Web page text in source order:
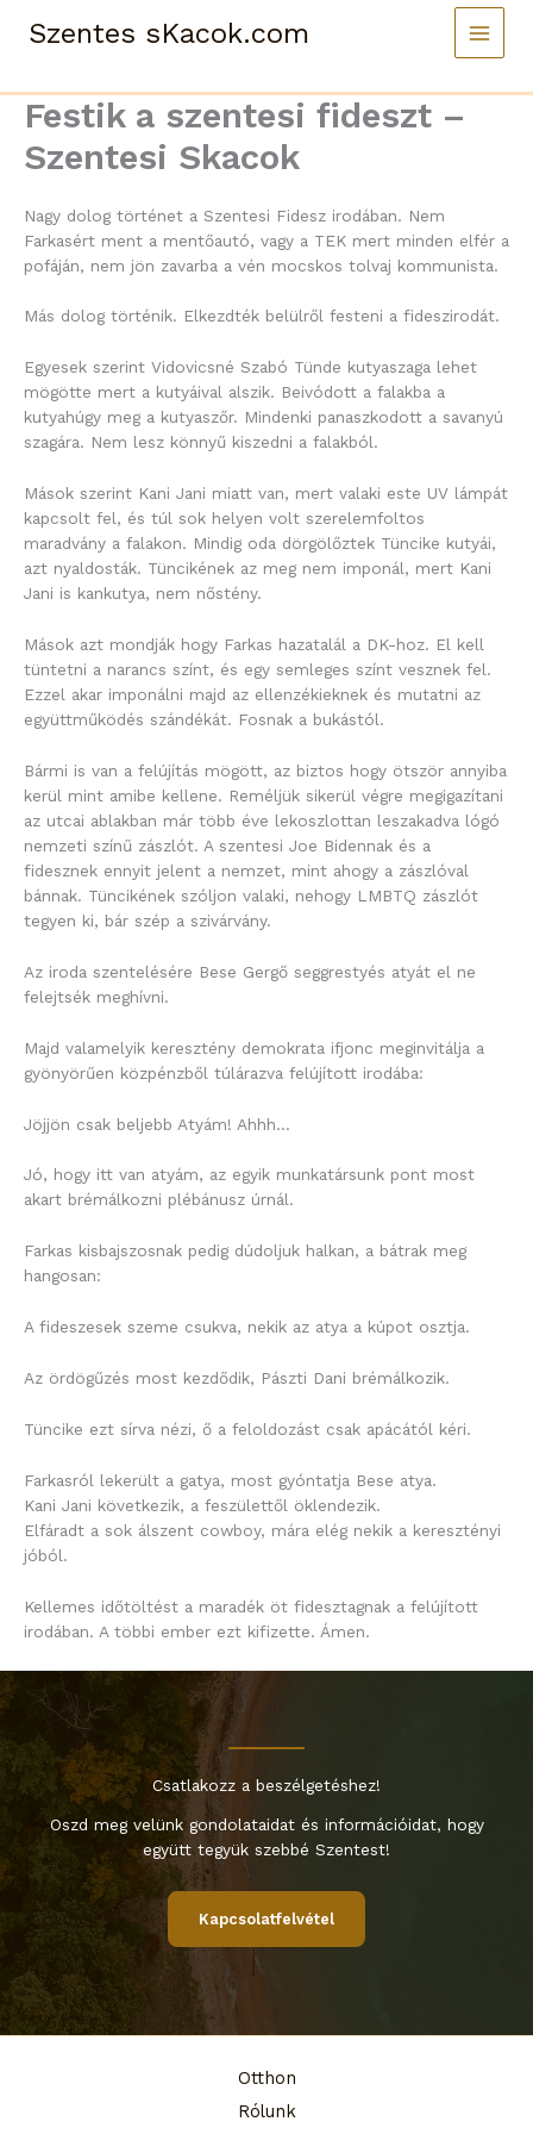
Szentes sKacok.com
Festik a szentesi fideszt –
Szentesi Skacok
Nagy dolog történet a Szentesi Fidesz irodában. Nem
Farkasért ment a mentőautó, vagy a TEK mert minden elfér a
pofáján, nem jön zavarba a vén mocskos tolvaj kommunista.
Más dolog történik. Elkezdték belülről festeni a fideszirodát.
Egyesek szerint Vidovicsné Szabó Tünde kutyaszaga lehet
mögötte mert a kutyáival alszik. Beivódott a falakba a
kutyahúgy meg a kutyaszőr. Mindenki panaszkodott a savanyú
szagára. Nem lesz könnyű kiszedni a falakból.
Mások szerint Kani Jani miatt van, mert valaki este UV lámpát
kapcsolt fel, és túl sok helyen volt szerelemfoltos
maradvány a falakon. Mindig oda dörgölőztek Tüncike kutyái,
azt nyaldosták. Tüncikének az meg nem imponál, mert Kani
Jani is kankutya, nem nőstény.
Mások azt mondják hogy Farkas hazatalál a DK-hoz. El kell
tüntetni a narancs színt, és egy semleges színt vesznek fel.
Ezzel akar imponálni majd az ellenzékieknek és mutatni az
együttműködés szándékát. Fosnak a bukástól.
Bármi is van a felújítás mögött, az biztos hogy ötször annyiba
kerül mint amibe kellene. Reméljük sikerül végre megigazítani
az utcai ablakban már több éve lekoszlottan leszakadva lógó
nemzeti színű zászlót. A szentesi Joe Bidennak és a
fidesznek ennyit jelent a nemzet, mint ahogy a zászlóval
bánnak. Tüncikének szóljon valaki, nehogy LMBTQ zászlót
tegyen ki, bár szép a szivárvány.
Az iroda szentelésére Bese Gergő seggrestyés atyát el ne
felejtsék meghívni.
Majd valamelyik keresztény demokrata ifjonc meginvitálja a
gyönyörűen közpénzből túlárazva felújított irodába:
Jöjjön csak beljebb Atyám! Ahhh…
Jó, hogy itt van atyám, az egyik munkatársunk pont most
akart brémálkozni plébánusz úrnál.
Farkas kisbajszosnak pedig dúdoljuk halkan, a bátrak meg
hangosan:
A fideszesek szeme csukva, nekik az atya a kúpot osztja.
Az ördögűzés most kezdődik, Pászti Dani brémálkozik.
Tüncike ezt sírva nézi, ő a feloldozást csak apácától kéri.
Farkasról lekerült a gatya, most gyóntatja Bese atya.
Kani Jani következik, a feszülettől öklendezik.
Elfáradt a sok álszent cowboy, mára elég nekik a keresztényi
jóból.
Kellemes időtöltést a maradék öt fidesztagnak a felújított
irodában. A többi ember ezt kifizette. Ámen.
Csatlakozz a beszélgetéshez!
Oszd meg velünk gondolataidat és információidat, hogy
együtt tegyük szebbé Szentest!
Kapcsolatfelvétel
Otthon
Rólunk